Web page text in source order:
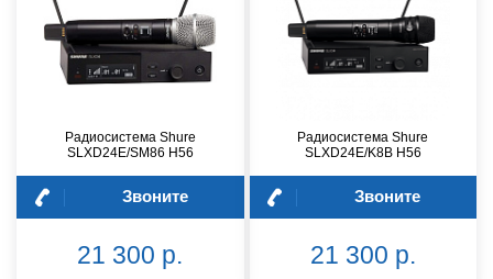
Радиосистема Shure
SLXD24E/SM86 H56
Звоните
21 300 р.
Радиосистема Shure
SLXD24E/K8B H56
Звоните
21 300 р.